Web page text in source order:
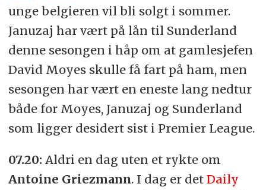
unge belgieren vil bli solgt i sommer.
Januzaj har vært på lån til Sunderland
denne sesongen i håp om at gamlesjefen
David Moyes skulle få fart på ham, men
sesongen har vært en eneste lang nedtur
både for Moyes, Januzaj og Sunderland
som ligger desidert sist i Premier League.
07.20: Aldri en dag uten et rykte om
Antoine Griezmann. I dag er det Daily